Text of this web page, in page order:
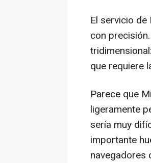
El servicio
con
que requiere
Parece que
ligeramente
sería muy
importante
navegadores